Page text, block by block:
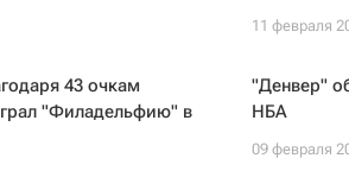
11 февраля
43 очкам
"Филадельфию" в
"Денвер"
НБА
09 февраля